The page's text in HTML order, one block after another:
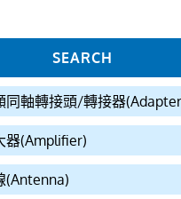
SEARCH
同軸轉接頭/轉接器
器(Amplifier)
(Antenna)